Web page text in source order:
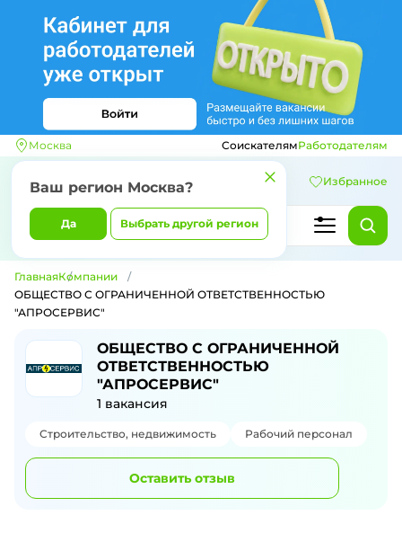
Москва
Ваш регион Москва?
Да Выбрать другой регион
СоискателямРаботодателям
Избранное
ГлавнаяКомпании
ОБЩЕСТВО С ОГРАНИЧЕННОЙ ОТВЕТСТВЕННОСТЬЮ
"АПРОСЕРВИС"
ОБЩЕСТВО С ОГРАНИЧЕННОЙ
ОТВЕТСТВЕННОСТЬЮ
"АПРОСЕРВИС"
1 вакансия
Строительство, недвижимость Рабочий персонал
Оставить отзыв